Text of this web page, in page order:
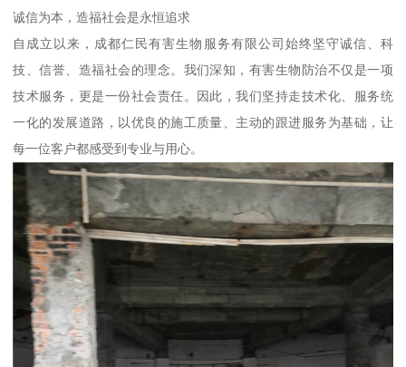
诚信为本，造福社会是永恒追求
自成立以来，成都仁民有害生物服务有限公司始终坚守诚信、科
技、信誉、造福社会的理念。我们深知，有害生物防治不仅是一项
技术服务，更是一份社会责任。因此，我们坚持走技术化、服务统
一化的发展道路，以优良的施工质量、主动的跟进服务为基础，让
每一位客户都感受到专业与用心。